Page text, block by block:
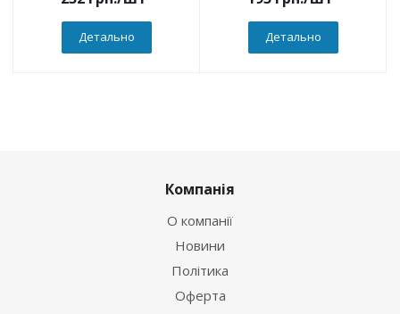
Детально Детально
Компанія
О компанії
Новини
Політика
Оферта